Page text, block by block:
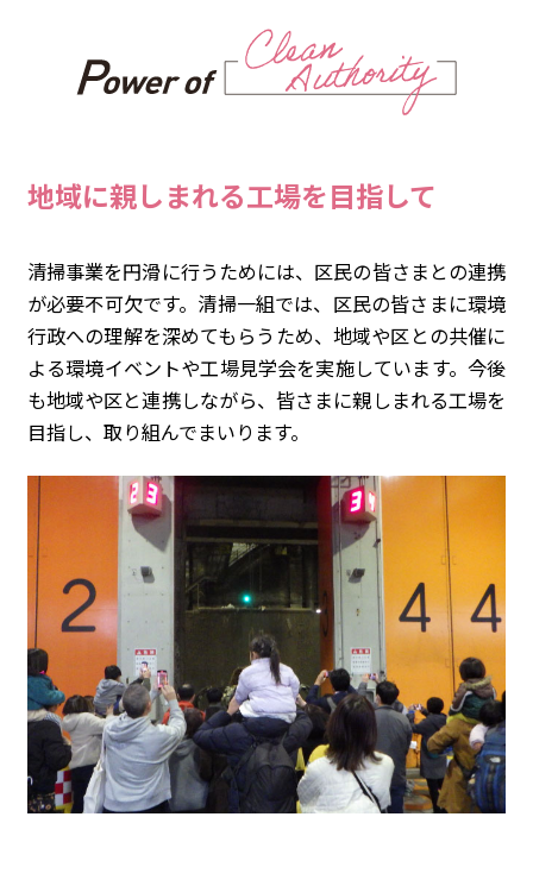
地域に親しまれる工場を目指して
清掃事業を円滑に行うためには、区民の皆さまとの連携
が必要不可欠です。清掃一組では、区民の皆さまに環境
行政への理解を深めてもらうため、地域や区との共催に
よる環境イベントや工場見学会を実施しています。今後
も地域や区と連携しながら、皆さまに親しまれる工場を
目指し、取り組んでまいります。